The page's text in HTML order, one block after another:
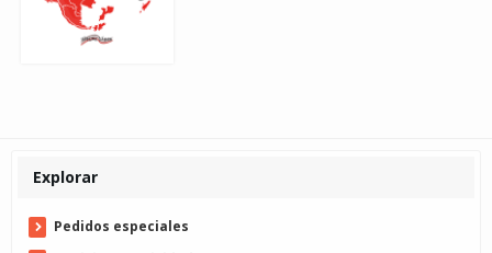
Explorar
Pedidos especiales